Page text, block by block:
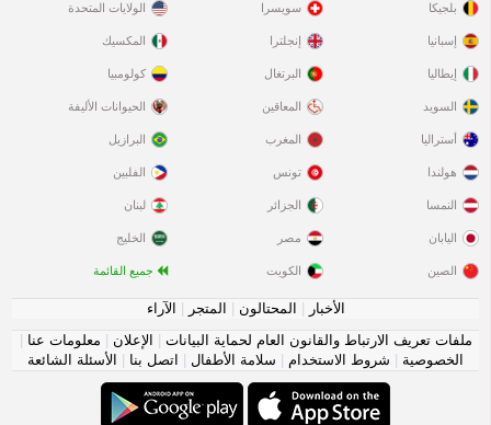
بلجيكا
إسبانيا
إيطاليا
السويد
سويسرا
إنجلترا
البرتغال
المعاقين
الولايات المتحدة
المكسيك
كولومبيا
الحيوانات الأليفة
أستراليا
هولندا
النمسا
اليابان
الصين
المغرب
تونس
الجزائر
مصر
الكويت
البرازيل
الفلبين
لبنان
الخليج
جميع القائمة
الأخبار المحتالون المتجر
الآراء
ملفات تعريف الارتباط والقانون العام لحماية البيانات
الإعلان معلومات عنا
الخصوصية
شروط الاستخدام سلامة الأطفال اتصل بنا الأسئلة الشائعة